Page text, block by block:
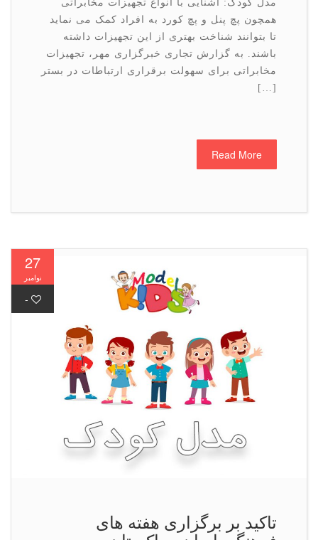
مدل کودک: آشنایی با انواع تجهیزات مخابراتی
همچون پچ پنل و پچ کورد به افراد کمک می نماید
تا بتوانند شناخت بهتری از این تجهیزات داشته
باشند. به گزارش تجاری خبرگزاری مهر، تجهیزات
مخابراتی برای سهولت برقراری ارتباطات در بستر
Read More
تاکید بر برگزاری هفته های